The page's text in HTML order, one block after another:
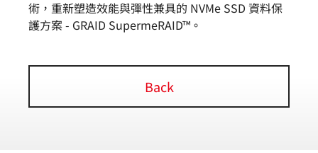
術，重新塑造效能與彈性兼具的 NVMe SSD 資料保
護方案 - GRAID SupermeRAID™。
Back